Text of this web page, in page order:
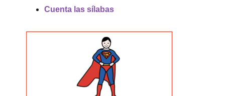
Cuenta las sílabas